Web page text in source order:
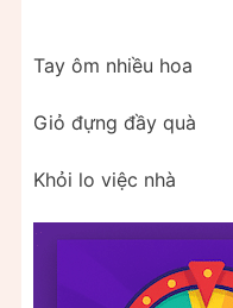
Tay ôm nhiều hoa
Giỏ đựng đầy quà
Khỏi lo việc nhà